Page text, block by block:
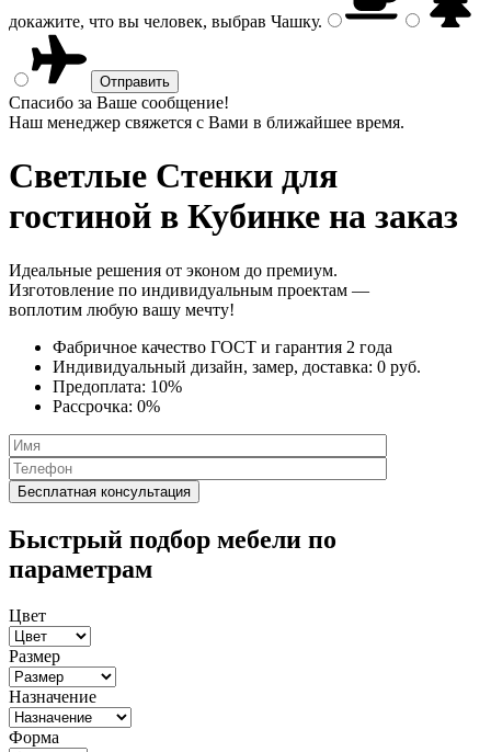
докажите, что вы человек, выбрав Чашку.
Спасибо за Ваше сообщение!
Наш менеджер свяжется с Вами в ближайшее время.
Светлые Стенки для
гостиной в Кубинке на заказ
Идеальные решения от эконом до премиум.
Изготовление по индивидуальным проектам —
воплотим любую вашу мечту!
Фабричное качество ГОСТ и гарантия 2 года
Индивидуальный дизайн, замер, доставка: 0 руб.
Предоплата: 10%
Рассрочка: 0%
Быстрый подбор мебели по
параметрам
Цвет
Размер
Назначение
Форма